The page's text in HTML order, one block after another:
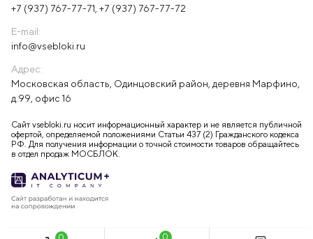
+7 (937) 767-77-71 +7 (937) 767-77-72
E-mail:
info@vsebloki.ru
Адрес:
Московская область, Одинцовский район, деревня Марфино,
д.99, офис 16
Сайт vsebloki.ru носит информационный характер и не является публичной
офертой, определяемой положениями Статьи 437 (2) Гражданского кодекса
РФ. Для получения информации о точной стоимости товаров обращайтесь
в отдел продаж МОСБЛОК.
0